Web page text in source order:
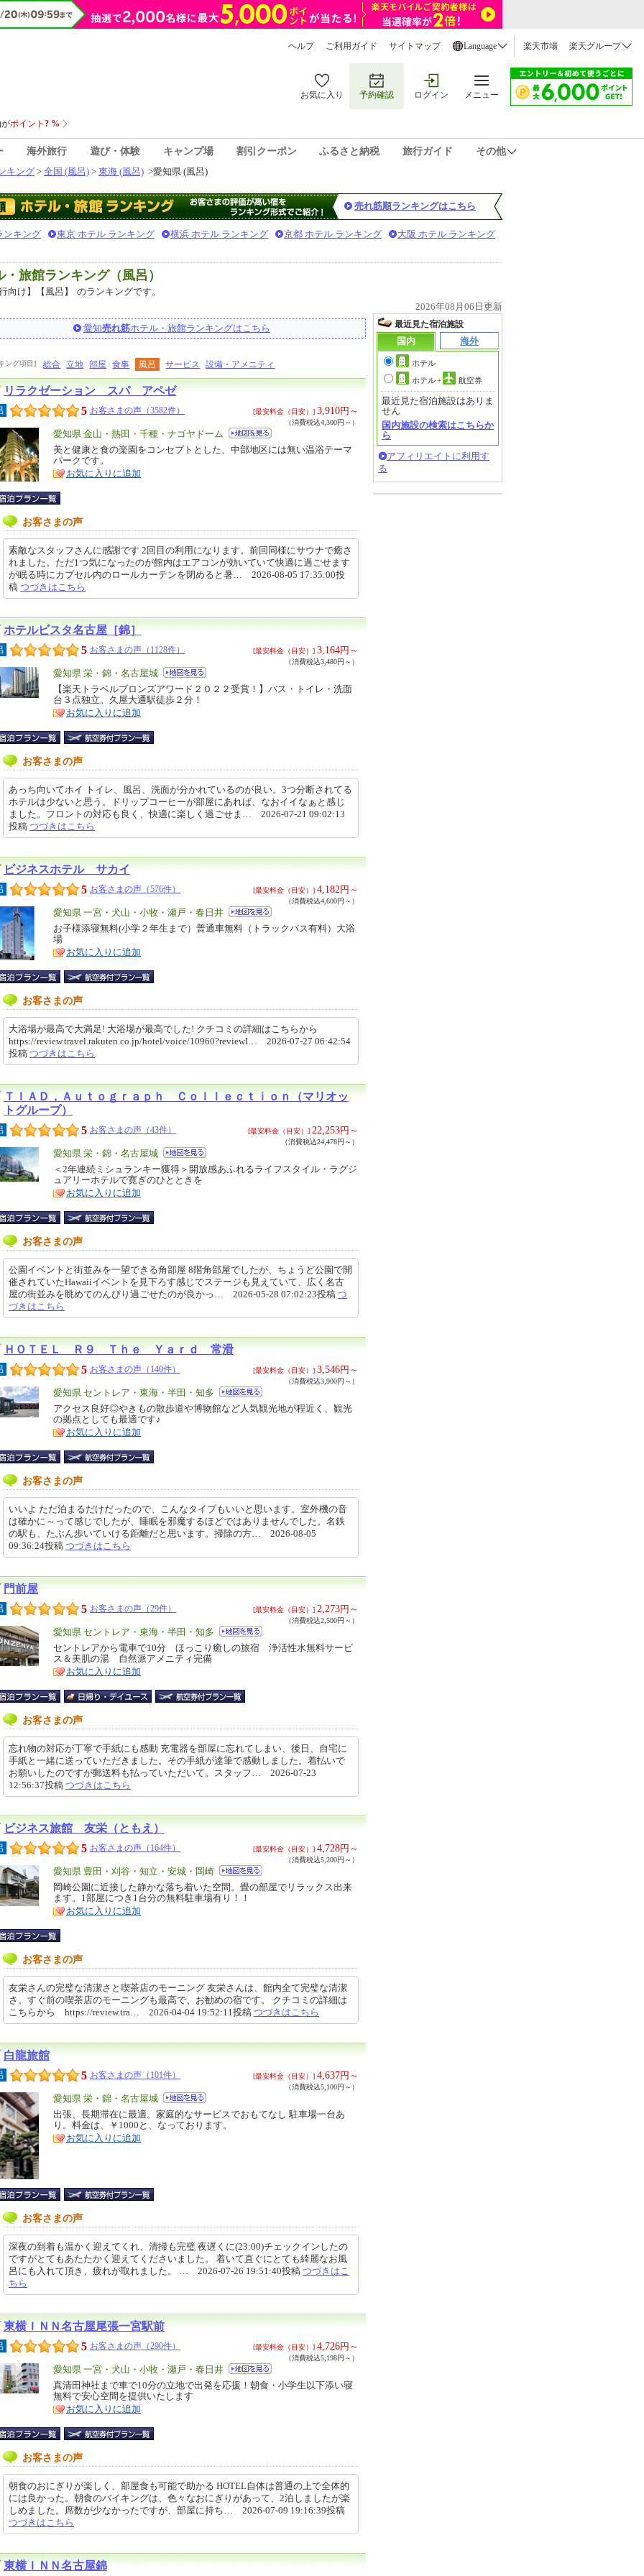
ヘルプ ご利用ガイド サイトマップ Language 楽天市場 楽天グループ
お気に入り 予約確認 ログイン メニュー
海外旅行 遊び・体験 キャンプ場 割引クーポン ふるさと納税 旅行ガイド
その他
キング > 全国 (風呂) > 東海 (風呂) >愛知県 (風呂)
売れ筋順ランキングはこちら
ンキング 東京 ホテル ランキング 横浜 ホテル ランキング 京都 ホテル ランキング 大阪 ホテル ランキング
旅館ランキング（風呂）
向け】【風呂】
のランキングです。
2026年08月06日更新
愛知売れ筋ホテル・旅館ランキングはこちら
ング項目] 総合 立地 部屋 食事 風呂 サービス 設備・アメニティ
リラクゼーション スパ アペゼ
5 お客さまの声（3582件） [最安料金（目安）] 3,910円～
（消費税込4,300円～）
エ
リ
ア
愛知県 金山・熱田・千種・ナゴヤドーム
特
徴
美と健康と食の楽園をコンセプトとした、中部地区には無い温浴テーマ
パークです。
お気に入りに追加
お客さまの声
素敵なスタッフさんに感謝です 2回目の利用になります。前回同様にサウナで癒さ
れました。ただ1つ気になったのが館内はエアコンが効いていて快適に過ごせます
が眠る時にカプセル内のロールカーテンを閉めると暑… 2026-08-05 17:35:00投
稿 つづきはこちら
ホテルビスタ名古屋［錦］
5 お客さまの声（1128件） [最安料金（目安）] 3,164円～
（消費税込3,480円～）
エ
リ
ア
愛知県 栄・錦・名古屋城
特
徴
【楽天トラベルブロンズアワード２０２２受賞！】バス・トイレ・洗面
台３点独立。久屋大通駅徒歩２分！
お気に入りに追加
お客さまの声
あっち向いてホイ トイレ、風呂、洗面が分かれているのが良い。3つ分断されてる
ホテルは少ないと思う。ドリップコーヒーが部屋にあれば、なおイイなぁと感じ
ました。フロントの対応も良く、快適に楽しく過ごせま… 2026-07-21 09:02:13
投稿 つづきはこちら
ビジネスホテル サカイ
5 お客さまの声（576件） [最安料金（目安）] 4,182 円～
（消費税込4,600円～）
エ
リ
ア
愛知県 一宮・犬山・小牧・瀬戸・春日井
特
徴
お子様添寝無料(小学２年生まで）普通車無料（トラックバス有料）大浴
場
お気に入りに追加
お客さまの声
大浴場が最高で大満足! 大浴場が最高でした! クチコミの詳細はこちらから
https://review.travel.rakuten.co.jp/hotel/voice/10960?reviewI… 2026-07-27 06:42:54
投稿 つづきはこちら
ＴＩＡＤ，Ａｕｔｏｇｒａｐｈ Ｃｏｌｌｅｃｔｉｏｎ（マリオッ
トグループ）
5 お客さまの声（43件） [最安料金（目安）] 22,253円～
（消費税込24,478円～）
エ
リ
ア
愛知県 栄・錦・名古屋城
特
徴
＜2年連続ミシュランキー獲得＞開放感あふれるライフスタイル・ラグジ
ュアリーホテルで寛ぎのひとときを
お気に入りに追加
お客さまの声
公園イベントと街並みを一望できる角部屋 8階角部屋でしたが、ちょうど公園で開
催されていたHawaiiイベントを見下ろす感じでステージも見えていて、広く名古
屋の街並みを眺めてのんびり過ごせたのが良かっ… 2026-05-28 07:02:23投稿 つ
づきはこちら
ＨＯＴＥＬ Ｒ９ Ｔｈｅ Ｙａｒｄ 常滑
5 お客さまの声（140件） [最安料金（目安）] 3,546円～
（消費税込3,900円～）
エ
リ
ア
愛知県 セントレア・東海・半田・知多
特
徴
アクセス良好◎やきもの散歩道や博物館など人気観光地が程近く、観光
の拠点としても最適です♪
お気に入りに追加
お客さまの声
いいよ ただ泊まるだけだったので、こんなタイプもいいと思います。室外機の音
は確かに～って感じでしたが、睡眠を邪魔するほどではありませんでした。名鉄
の駅も、たぶん歩いていける距離だと思います。掃除の方… 2026-08-05
09:36:24投稿 つづきはこちら
門前屋
5 お客さまの声（29件） [最安料金（目安）] 2,273円～
（消費税込2,500円～）
エ
リ
ア
愛知県 セントレア・東海・半田・知多
特
徴
セントレアから電車で10分 ほっこり癒しの旅宿 浄活性水無料サービ
ス＆美肌の湯 自然派アメニティ完備
お気に入りに追加
お客さまの声
忘れ物の対応が丁寧で手紙にも感動 充電器を部屋に忘れてしまい、後日、自宅に
手紙と一緒に送っていただきました。その手紙が達筆で感動しました。着払いで
お願いしたのですが郵送料も払っていただいて。スタッフ… 2026-07-23
12:56:37投稿 つづきはこちら
ビジネス旅館 友栄（ともえ）
5 お客さまの声（164件） [最安料金（目安）] 4,728円～
（消費税込5,200円～）
エ
リ
ア
愛知県 豊田・刈谷・知立・安城・岡崎
特
徴
岡崎公園に近接した静かな落ち着いた空間。畳の部屋でリラックス出来
ます。1部屋につき1台分の無料駐車場有り！！
お気に入りに追加
お客さまの声
友栄さんの完璧な清潔さと喫茶店のモーニング 友栄さんは、館内全て完璧な清潔
さ、すぐ前の喫茶店のモーニングも最高で、お勧めの宿です。 クチコミの詳細は
こちらから https://review.tra… 2026-04-04 19:52:11投稿 つづきはこちら
白龍旅館
5 お客さまの声（101件） [最安料金（目安）] 4,637円～
（消費税込5,100円～）
エ
リ
ア
愛知県 栄・錦・名古屋城
特
徴
出張、長期滞在に最適。家庭的なサービスでおもてなし 駐車場一台あ
り。料金は、￥1000と、なっております。
お気に入りに追加
お客さまの声
深夜の到着も温かく迎えてくれ、清掃も完璧 夜遅くに(23:00)チェックインしたの
ですがとてもあたたかく迎えてくださいました。 着いて直ぐにとても綺麗なお風
呂にも入れて頂き、疲れが取れました。 … 2026-07-26 19:51:40投稿 つづきはこ
ちら
東横ＩＮＮ名古屋尾張一宮駅前
5 お客さまの声（290件） [最安料金（目安）] 4,726円～
（消費税込5,198円～）
エ
リ
ア
愛知県 一宮・犬山・小牧・瀬戸・春日井
特
徴
真清田神社まで車で10分の立地で出発を応援！朝食・小学生以下添い寝
無料で安心空間を提供いたします
お気に入りに追加
お客さまの声
朝食のおにぎりが楽しく、部屋食も可能で助かる HOTEL自体は普通の上で全体的
には良かった。朝食のバイキングは、色々なおにぎりがあって、2泊しましたが楽
しめました。席数が少なかったですが、部屋に持ち… 2026-07-09 19:16:39投稿
つづきはこちら
東横ＩＮＮ名古屋錦
最近見た宿泊施設
国内
海外
ホテル
ホテル+ 航空券
最近見た宿泊施設はありま
せん
国内施設の検索はこちらか
ら
アフィリエイトに利用す
る